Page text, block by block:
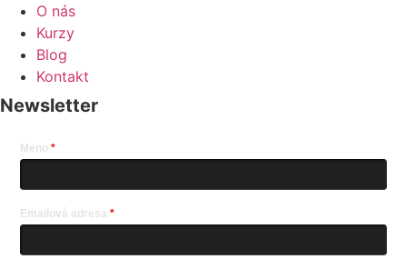
O nás
Kurzy
Blog
Kontakt
Newsletter
Meno
Emailová adresa